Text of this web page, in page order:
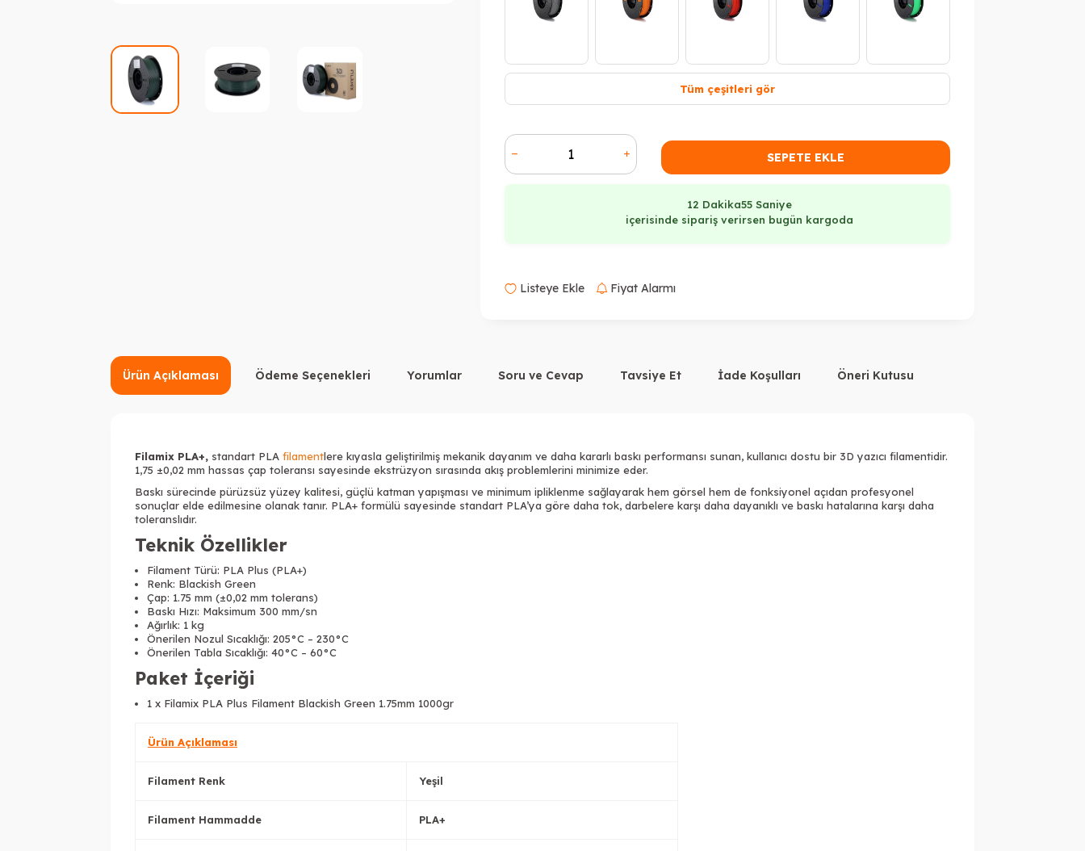
Tükendi
Tüm çeşitleri gör
SEPETE EKLE
12 Dakika54 Saniye
içerisinde sipariş verirsen bugün kargoda
Listeye Ekle Fiyat Alarmı
Ürün Açıklaması Ödeme Seçenekleri Yorumlar Soru ve Cevap Tavsiye Et İade Koşulları Öneri Kutusu
Filamix PLA+, standart PLA filamentlere kıyasla geliştirilmiş mekanik dayanım ve daha kararlı baskı performansı sunan, kullanıcı dostu bir 3D yazıcı filamentidir.
1,75 ±0,02 mm hassas çap toleransı sayesinde ekstrüzyon sırasında akış problemlerini minimize eder.
Baskı sürecinde pürüzsüz yüzey kalitesi, güçlü katman yapışması ve minimum ipliklenme sağlayarak hem görsel hem de fonksiyonel açıdan profesyonel
sonuçlar elde edilmesine olanak tanır. PLA+ formülü sayesinde standart PLA’ya göre daha tok, darbelere karşı daha dayanıklı ve baskı hatalarına karşı daha
toleranslıdır.
Teknik Özellikler
Filament Türü: PLA Plus (PLA+)
Renk: Blackish Green
Çap: 1.75 mm (±0,02 mm tolerans)
Baskı Hızı: Maksimum 300 mm/sn
Ağırlık: 1 kg
Önerilen Nozul Sıcaklığı: 205°C – 230°C
Önerilen Tabla Sıcaklığı: 40°C – 60°C
Paket İçeriği
1 x Filamix PLA Plus Filament Blackish Green 1.75mm 1000gr
Ürün Açıklaması
Filament Renk Yeşil
Filament Hammadde PLA+